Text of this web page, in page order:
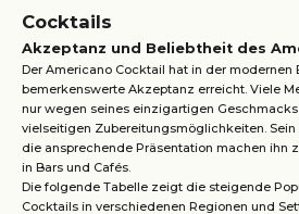
Cocktails
Akzeptanz und Beliebtheit des
Der Americano Cocktail hat in der modernen
bemerkenswerte Akzeptanz erreicht. Viele
nur wegen seines einzigartigen
vielseitigen Zubereitungsmöglichkeiten.
die ansprechende Präsentation machen ihn
in Bars und Cafés.
Die folgende Tabelle zeigt die steigende
Cocktails in verschiedenen Regionen und